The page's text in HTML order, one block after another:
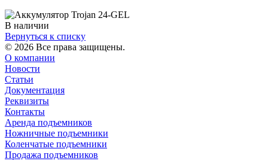
В наличии
Вернуться к списку
© 2026 Все права защищены.
О компании
Новости
Статьи
Документация
Реквизиты
Контакты
Аренда подъемников
Ножничные подъемники
Коленчатые подъемники
Продажа подъемников